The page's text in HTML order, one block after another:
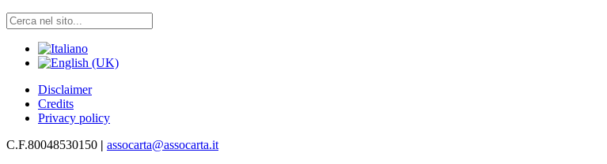
Disclaimer
Credits
Privacy policy
C.F.80048530150 | assocarta@assocarta.it